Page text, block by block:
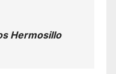
Hermosillo